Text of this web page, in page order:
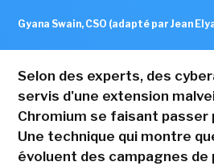
Gyana Swain, CSO (adapté par Jean
Selon des experts, des
servis d'une extension
Chromium se faisant passer
Une technique qui montre
évoluent des campagnes de